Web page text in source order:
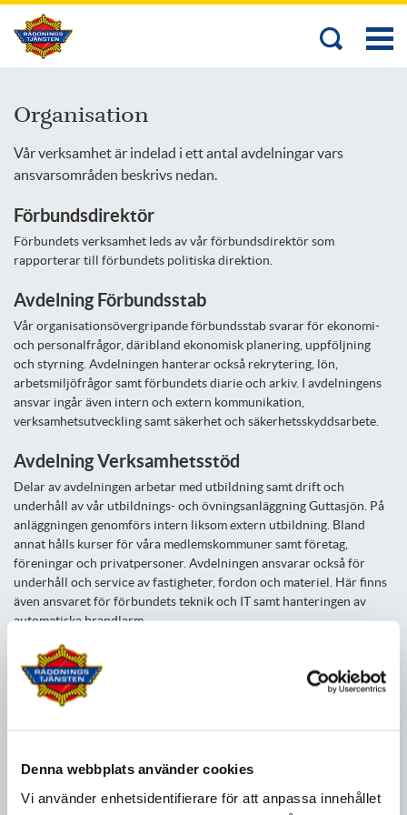
Denna webbplats använder cookies
Vi använder enhetsidentifierare för att anpassa innehållet
Organisation
​​​​​​​Vår verksamhet är indelad i ett antal avdelningar vars
ansvarsområden beskrivs nedan.
Förbundsdirektör
Förbundets verksamhet leds av vår förbundsdirektör som
rapporterar till förbundets politiska direktion.
Avdelning Förbundsstab
Vår organisationsövergripande förbundsstab svarar för ekonomi-
och personalfrågor, däribland ekonomisk planering, uppföljning
och styrning. Avdelningen hanterar också rekrytering, lön,
arbetsmiljöfrågor samt förbundets diarie och arkiv. I avdelningens
ansvar ingår även intern och extern kommunikation,
verksamhetsutveckling samt säkerhet och säkerhetsskyddsarbete.
Avdelning Verksamhetsstöd
Delar av avdelningen arbetar med utbildning samt drift och
underhåll av vår utbildnings- och övningsanläggning Guttasjön. På
anläggningen genomförs intern liksom extern utbildning. Bland
annat hålls kurser för våra medlemskommuner samt företag,
föreningar och privatpersoner. Avdelningen ansvarar också för
underhåll och service av fastigheter, fordon och materiel. Här finns
även ansvaret för förbundets teknik och IT samt hanteringen av
automatiska brandlarm.
Avdelningen för verksamhetsstöd är indelad i tre enheter:
- Fastighet, fordon och materiel
. IT och teknik
Den förebyggande avdelningen ansvarar för tillsyn enligt LSO, lagen
om skydd mot olyckor, och tillsyn och tillståndsgivning enligt LBE,